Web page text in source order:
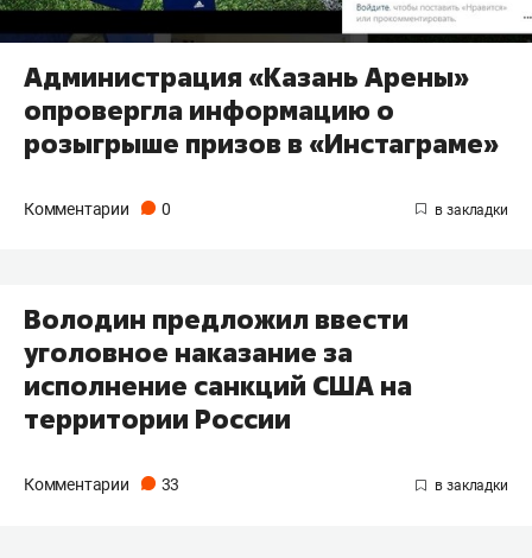
Администрация «Казань Арены»
опровергла информацию о
розыгрыше призов в «Инстаграме»
Комментарии 0
Володин предложил ввести
уголовное наказание за
исполнение санкций США на
территории России
Комментарии 33